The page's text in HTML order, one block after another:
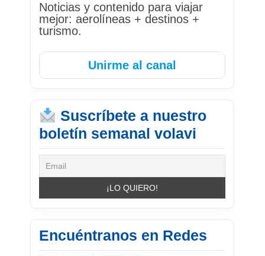
Noticias y contenido para viajar
mejor: aerolíneas + destinos +
turismo.
Unirme al canal
Suscríbete a nuestro
boletín semanal volavi
Encuéntranos en Redes